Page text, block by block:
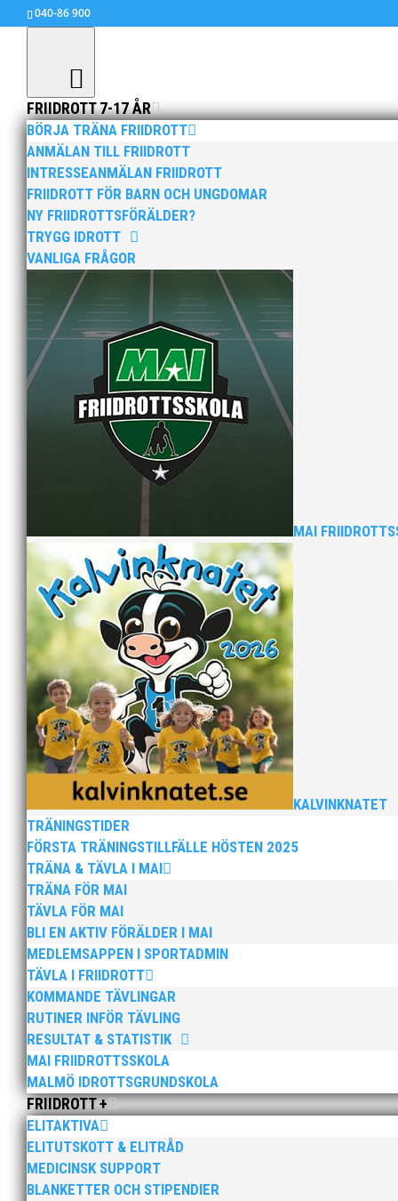
040-86 900
FRIIDROTT 7-17 ÅR
BÖRJA TRÄNA FRIIDROTT
ANMÄLAN TILL FRIIDROTT
INTRESSEANMÄLAN FRIIDROTT
FRIIDROTT FÖR BARN OCH UNGDOMAR
NY FRIIDROTTSFÖRÄLDER?
TRYGG IDROTT
VANLIGA FRÅGOR
MAI
KALVINKNATET
TRÄNINGSTIDER
FÖRSTA TRÄNINGSTILLFÄLLE HÖSTEN 2025
TRÄNA & TÄVLA I MAI
TRÄNA FÖR MAI
TÄVLA FÖR MAI
BLI EN AKTIV FÖRÄLDER I MAI
MEDLEMSAPPEN I SPORTADMIN
TÄVLA I FRIIDROTT
KOMMANDE TÄVLINGAR
RUTINER INFÖR TÄVLING
RESULTAT & STATISTIK
MAI FRIIDROTTSSKOLA
MALMÖ IDROTTSGRUNDSKOLA
FRIIDROTT +
ELITAKTIVA
ELITUTSKOTT & ELITRÅD
MEDICINSK SUPPORT
BLANKETTER OCH STIPENDIER
JVM i Eugene, USA –
jul 25, 2014|
Efter framgångarna igår är det nu en ny dag i
19.00 Kval i diskus med Viktor Gardenkrans
20.00 Försök 100mH med Adriana Janic (h3
23.10 Kval i spjut för Quincy Andersson
04.55 Final 200m med Irene Ekelund
Bilder från Stafett-SM 2026. Foto: Thomas
Efter att årsmötet avslutats följde en kväll